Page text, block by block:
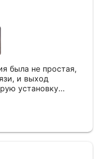
была не простая,
и выход
установку
Надеюсь,